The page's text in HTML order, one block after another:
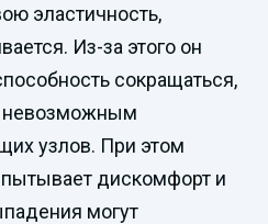
эластичность,
Из-за этого он
сокращаться,
невозможным
узлов. При этом
дискомфорт и
могут